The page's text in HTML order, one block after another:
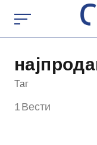
content
Таг
1 Вести